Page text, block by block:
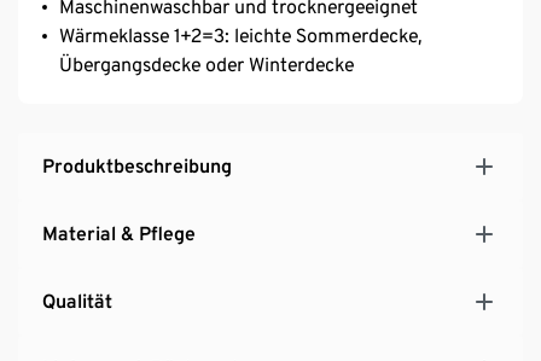
Maschinenwaschbar und trocknergeeignet
Wärmeklasse 1+2=3: leichte Sommerdecke,
Übergangsdecke oder Winterdecke
Produktbeschreibung
Material & Pflege
Qualität